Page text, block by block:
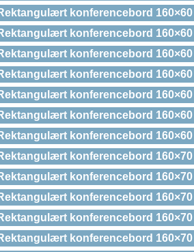
konferencebord
konferencebord
konferencebord
konferencebord
konferencebord
konferencebord
konferencebord
konferencebord
konferencebord
konferencebord
konferencebord
konferencebord